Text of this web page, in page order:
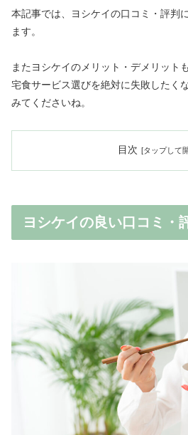
本記事では、ヨシケイの口コミ・評判
ます。
またヨシケイのメリット・デメリット
宅食サービス選びを絶対に失敗したく
みてくださいね。
目次
ヨシケイの良い口コミ・